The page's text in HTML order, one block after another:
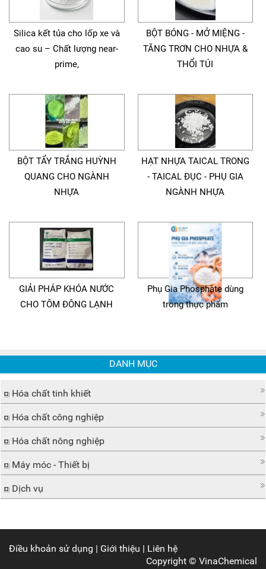
Silica kết tủa cho lốp xe và
cao su – Chất lượng near-
prime,
BỘT BÓNG - MỞ MIỆNG -
TĂNG TRƠN CHO NHỰA &
THỔI TÚI
BỘT TẨY TRẮNG HUỲNH
QUANG CHO NGÀNH
NHỰA
HẠT NHỰA TAICAL TRONG
- TAICAL ĐỤC - PHỤ GIA
NGÀNH NHỰA
GIẢI PHÁP KHÓA NƯỚC
CHO TÔM ĐÔNG LẠNH
Phụ Gia Phosphate dùng
trong thực phẩm
DANH MỤC
Hóa chất tinh khiết
Hóa chất công nghiệp
Hóa chất nông nghiệp
Máy móc - Thiết bị
Dịch vụ
Điều khoản sử dụng | Giới thiệu | Liên hệ
Copyright © VinaChemical